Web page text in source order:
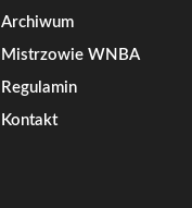
Archiwum
Mistrzowie WNBA
Regulamin
Kontakt